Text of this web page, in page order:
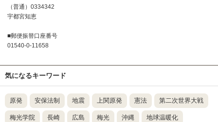
（普通）0334342
宇都宮知恵
■郵便振替口座番号
01540-0-11658
気になるキーワード
原発 安保法制 地震 上関原発 憲法 第二次世界大戦
梅光学院 長崎 広島 梅光 沖縄 地球温暖化